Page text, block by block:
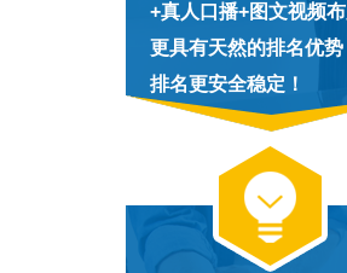
+真人口播+图文视频布
更具有天然的排名优
排名更安全稳定！